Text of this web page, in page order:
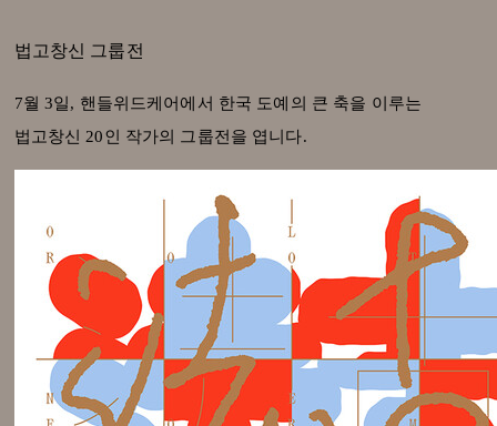
법고창신 그룹전
7월 3일, 핸들위드케어에서 한국 도예의 큰 축을 이루는
법고창신 20인 작가의 그룹전을 엽니다.